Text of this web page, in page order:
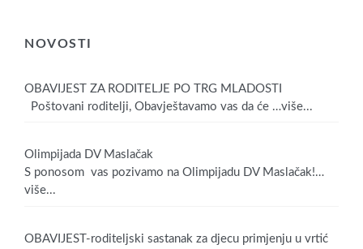
NOVOSTI
OBAVIJEST ZA RODITELJE PO TRG MLADOSTI
Poštovani roditelji, Obavještavamo vas da će …više...
Olimpijada DV Maslačak
S ponosom vas pozivamo na Olimpijadu DV Maslačak!…
više...
OBAVIJEST-roditeljski sastanak za djecu primjenju u vrtić